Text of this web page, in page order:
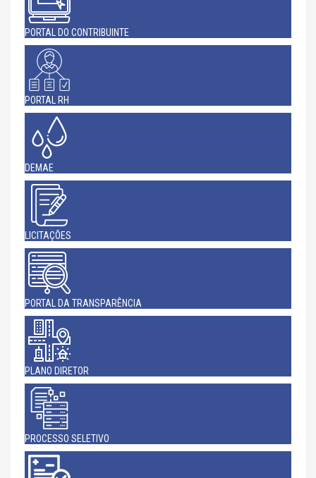
PORTAL DO CONTRIBUINTE
PORTAL RH
DEMAE
LICITAÇÕES
PORTAL DA TRANSPARÊNCIA
PLANO DIRETOR
PROCESSO SELETIVO